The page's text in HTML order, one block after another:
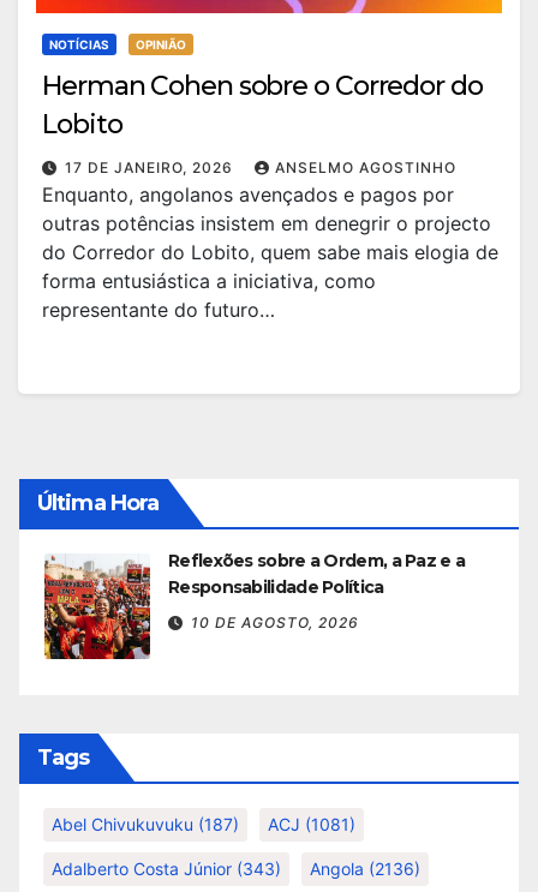
NOTÍCIAS OPINIÃO
Herman Cohen sobre o Corredor do
Lobito
17 DE JANEIRO, 2026 ANSELMO AGOSTINHO
Enquanto, angolanos avençados e pagos por
outras potências insistem em denegrir o projecto
do Corredor do Lobito, quem sabe mais elogia de
forma entusiástica a iniciativa, como
representante do futuro…
Última Hora
Reflexões sobre a Ordem, a Paz e a
Responsabilidade Política
10 DE AGOSTO, 2026
Tags
Abel Chivukuvuku (187) ACJ (1081)
Adalberto Costa Júnior (343) Angola (2136)